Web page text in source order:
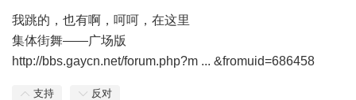
我跳的，也有啊，呵呵，在这里
集体街舞——广场版
http://bbs.gaycn.net/forum.php?m ... &fromuid=686458
支持 反对